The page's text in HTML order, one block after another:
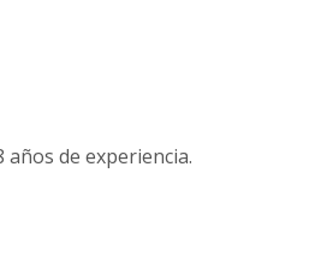
años de experiencia.